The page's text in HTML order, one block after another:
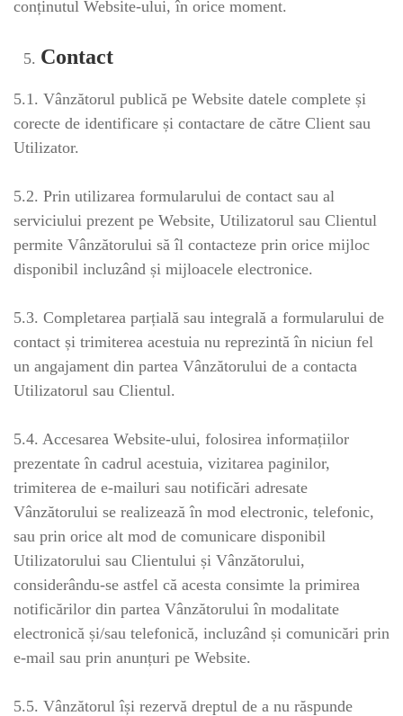
conținutul Website-ului, în orice moment.
Contact
5.1. Vânzătorul publică pe Website datele complete și
corecte de identificare și contactare de către Client sau
Utilizator.
5.2. Prin utilizarea formularului de contact sau al
serviciului prezent pe Website, Utilizatorul sau Clientul
permite Vânzătorului să îl contacteze prin orice mijloc
disponibil incluzând și mijloacele electronice.
5.3. Completarea parțială sau integrală a formularului de
contact și trimiterea acestuia nu reprezintă în niciun fel
un angajament din partea Vânzătorului de a contacta
Utilizatorul sau Clientul.
5.4. Accesarea Website-ului, folosirea informațiilor
prezentate în cadrul acestuia, vizitarea paginilor,
trimiterea de e-mailuri sau notificări adresate
Vânzătorului se realizează în mod electronic, telefonic,
sau prin orice alt mod de comunicare disponibil
Utilizatorului sau Clientului și Vânzătorului,
considerându-se astfel că acesta consimte la primirea
notificărilor din partea Vânzătorului în modalitate
electronică și/sau telefonică, incluzând și comunicări prin
e-mail sau prin anunțuri pe Website.
5.5. Vânzătorul își rezervă dreptul de a nu răspunde